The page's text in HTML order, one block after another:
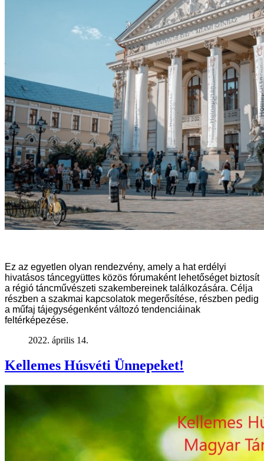
Ez az egyetlen olyan rendezvény, amely a hat erdélyi
hivatásos táncegyüttes közös fórumaként lehetőséget biztosít
a régió táncművészeti szakembereinek találkozására. Célja
részben a szakmai kapcsolatok megerősítése, részben pedig
a műfaj tájegységenként változó tendenciáinak
feltérképezése.
2022. április 14.
Kellemes Húsvéti Ünnepeket!